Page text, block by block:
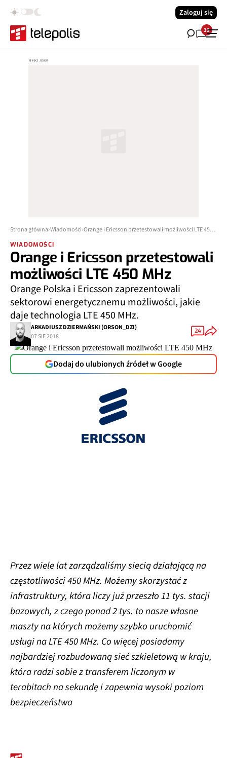
Zaloguj się
33
Strona główna Wiadomości Orange i Ericsson przetestowali możliwości LTE 450 MHz
WIADOMOŚCI
Orange i Ericsson przetestowali
możliwości LTE 450 MHz
Orange Polska i Ericsson zaprezentowali
sektorowi energetycznemu możliwości, jakie
daje technologia LTE 450 MHz.
ARKADIUSZ DZIERMAŃSKI (ORSON_DZI)
07 SIE 2018
24
Dodaj do ulubionych źródeł w Google
Przez wiele lat zarządzaliśmy siecią działającą na
częstotliwości 450 MHz. Możemy skorzystać z
infrastruktury, która liczy już przeszło 11 tys. stacji
bazowych, z czego ponad 2 tys. to nasze własne
maszty na których możemy szybko uruchomić
usługi na LTE 450 MHz. Co więcej posiadamy
najbardziej rozbudowaną sieć szkieletową w kraju,
która radzi sobie z transferem liczonym w
terabitach na sekundę i zapewnia wysoki poziom
bezpieczeństwa